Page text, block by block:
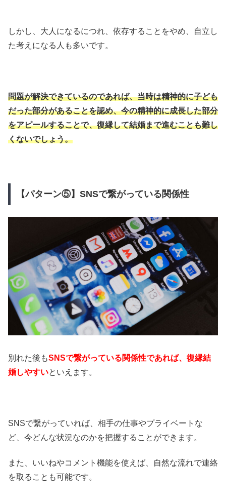
しかし、大人になるにつれ、依存することをやめ、自立し
た考えになる人も多いです。
問題が解決できているのであれば、当時は精神的に子ども
だった部分があることを認め、今の精神的に成長した部分
をアピールすることで、復縁して結婚まで進むことも難し
くないでしょう。
【パターン⑤】SNSで繋がっている関係性
別れた後もSNSで繋がっている関係性であれば、復縁結
婚しやすいといえます。
SNSで繋がっていれば、相手の仕事やプライベートな
ど、今どんな状況なのかを把握することができます。
また、いいねやコメント機能を使えば、自然な流れで連絡
を取ることも可能です。